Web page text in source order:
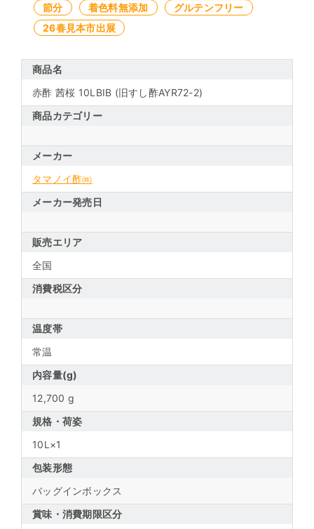
節分
着色料無添加
グルテンフリー
26春見本市出展
商品名
赤酢 茜桜 10LBIB (旧すし酢AYR72-2)
商品カテゴリー
メーカー
タマノイ酢㈱
メーカー発売日
販売エリア
全国
消費税区分
温度帯
常温
内容量(g)
12,700 g
規格・荷姿
10L×1
包装形態
バッグインボックス
賞味・消費期限区分